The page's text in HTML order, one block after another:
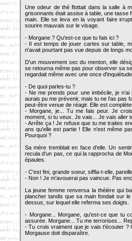
Une odeur de thé flottait dans la salle à
grisonnants était assise à table, une tasse
main. Elle se leva en la voyant faire
sourire mauvais sur le visage.
- Morgane ? Qu'est-ce que tu fais ici ?
- Il est temps de jouer cartes sur table,
n'avait pourtant pas vue depuis de longs
D'un mouvement sec du menton, elle
se retourna même pas pour observer sa
regardait même avec une once
- De quoi parles-tu ?
- Ne me prends pour une imbécile, je
aurais pu me prévenir, mais tu ne l'as pas
peut-être venue de réagir. Elle est
- Morgane, je... Tu me fais peur. Je
moment, si tu veux. Je vais... Je vais aller
- Arrête ça ! Je refuse que tu me traites
ans qu'elle est partie ! Elle n'est même
Pourquoi ?
Sa mère tremblait en face d'elle. Un
recula d'un pas, ce qui la rapprocha de
épaules.
- C'est fini, grande soeur, siffla-t-elle,
- Non ! Je m'avouerai pas vaincue. Pas
La jeune femme renversa la théière qui
plancher tandis que sa main fondait sur
dessus, sur lequel elle referma ses doigts.
- Morgane... Morgane, qu'est-ce que tu
assurée. Morgane... Tu me terrorises...
- Tu crois vraiment que je vais t'écouter ?
Morgause doit disparaître.